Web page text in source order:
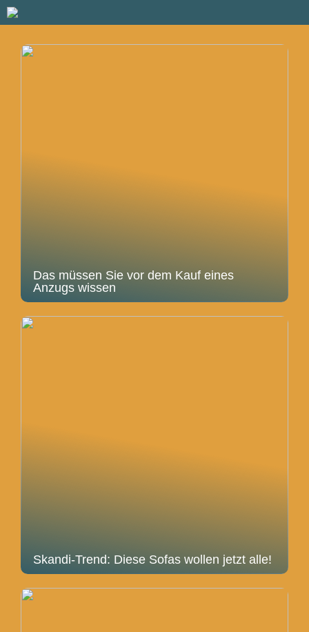
Das müssen Sie vor dem Kauf eines
Anzugs wissen
Skandi-Trend: Diese Sofas wollen jetzt alle!